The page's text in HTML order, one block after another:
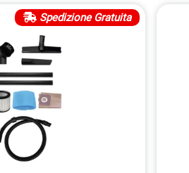
Spedizione Gratuita